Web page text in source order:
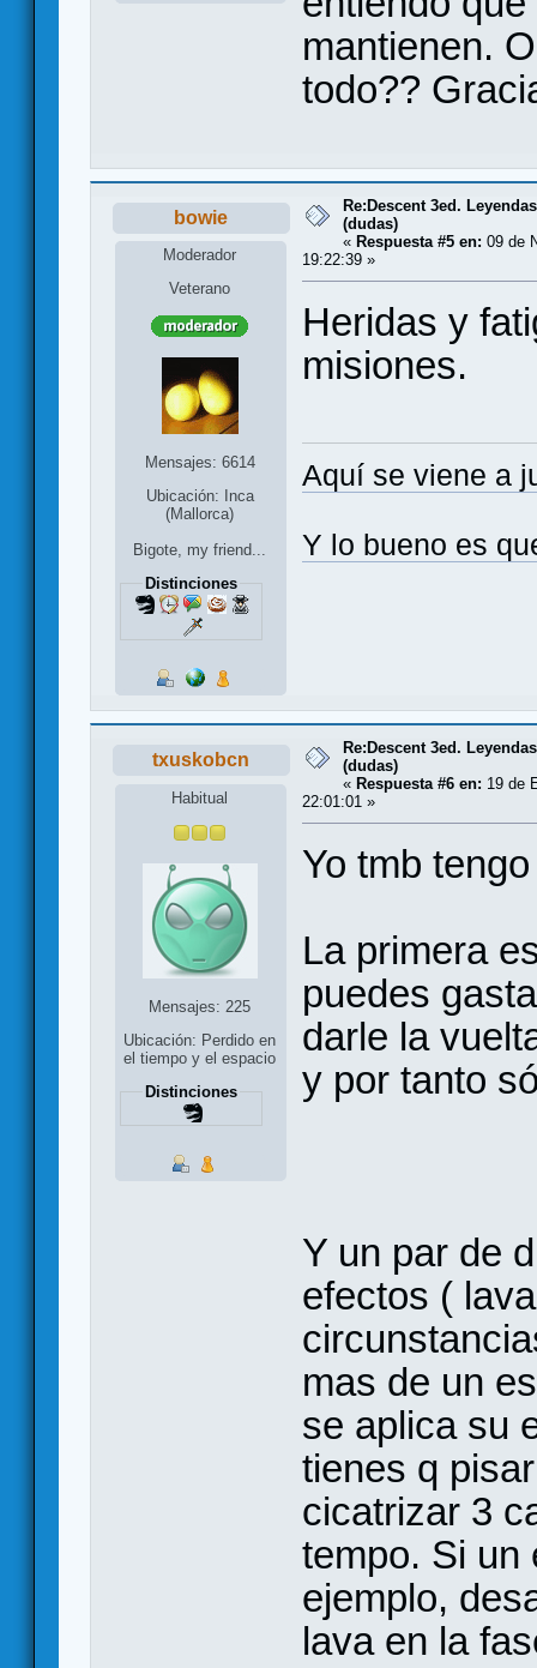
mantienen.
todo??
bowie
Moderador
Veterano
Mensajes: 6614
Ubicación: Inca
(Mallorca)
Bigote, my friend...
Distinciones
Re:Descent 3ed.
(dudas)
« Respuesta #5 en: 09 de
19:22:39 »
Heridas y
misiones.
Aquí se viene a
Y lo bueno es
txuskobcn
Habitual
Mensajes: 225
Ubicación: Perdido en
el tiempo y el espacio
Distinciones
Re:Descent 3ed.
(dudas)
« Respuesta #6 en: 19 de
22:01:01 »
Yo tmb
La primera
puedes
darle la
y por tanto
Y un par de
efectos (
mas de un
se aplica su
tienes q
cicatrizar 3
tempo. Si un
ejemplo,
lava en la